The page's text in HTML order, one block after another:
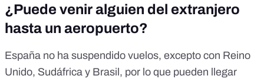
¿Puede venir alguien del extranjero
hasta un aeropuerto?
España no ha suspendido vuelos, excepto con Reino
Unido, Sudáfrica y Brasil , por lo que pueden llegar